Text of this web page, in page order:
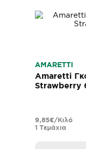
AMARETTI
Amaretti
Strawberry
1 Τεμάχια
9,85€/Κιλό